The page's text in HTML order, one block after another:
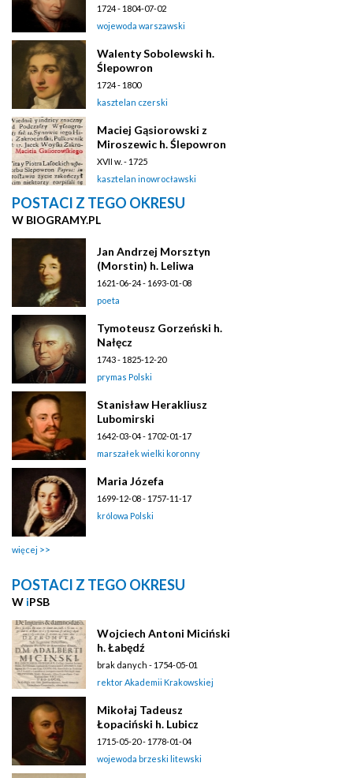
1724 - 1804-07-02
wojewoda warszawski
Walenty Sobolewski h.
Ślepowron
1724 - 1800
kasztelan czerski
Maciej Gąsiorowski z
Miroszewic h. Ślepowron
XVII w. - 1725
kasztelan inowrocławski
POSTACI Z TEGO OKRESU
W BIOGRAMY.PL
Jan Andrzej Morsztyn
(Morstin) h. Leliwa
1621-06-24 - 1693-01-08
poeta
Tymoteusz Gorzeński h.
Nałęcz
1743 - 1825-12-20
prymas Polski
Stanisław Herakliusz
Lubomirski
1642-03-04 - 1702-01-17
marszałek wielki koronny
Maria Józefa
1699-12-08 - 1757-11-17
królowa Polski
więcej
POSTACI Z TEGO OKRESU
W iPSB
Wojciech Antoni Miciński
h. Łabędź
brak danych - 1754-05-01
rektor Akademii Krakowskiej
Mikołaj Tadeusz
Łopaciński h. Lubicz
1715-05-20 - 1778-01-04
wojewoda brzeski litewski